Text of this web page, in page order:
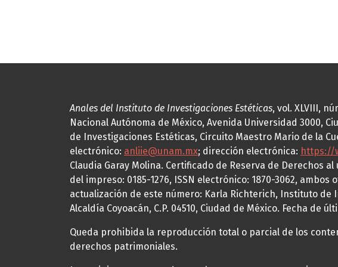
Anales del Instituto de Investigaciones Estéticas, vol. XLVIII,
Nacional Autónoma de México, Avenida Universidad 3000,
de Investigaciones Estéticas, Circuito Maestro Mario de la
electrónico: anliie@unam.mx; dirección electrónica: https://
Claudia Garay Molina. Certificado de Reserva de Derechos
del impreso: 0185-1276, ISSN electrónico: 1870-3062,
actualización de este número: Karla Richterich, Instituto de
Alcaldía Coyoacán, C.P. 04510, Ciudad de México. Fecha de
Queda prohibida la reproducción total o parcial de los
derechos patrimoniales.